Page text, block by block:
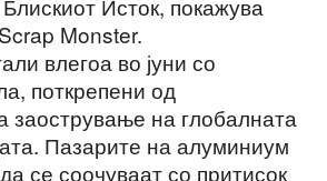
Исток, покажува
Monster.
влегоа во јуни со
поткрепени од
заострување на глобалната
Пазарите на алуминиум
се соочуваат со притисок